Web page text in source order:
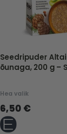
Seedripuder Altai
õunaga, 200 g –
Hea valik
6,50 €